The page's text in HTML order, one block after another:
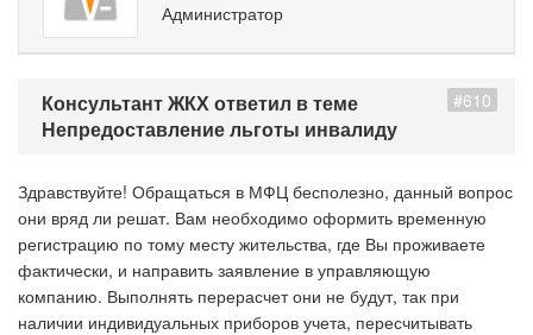
Администратор
#610
Консультант ЖКХ ответил в теме
Непредоставление льготы инвалиду
Здравствуйте! Обращаться в МФЦ бесполезно, данный вопрос
они вряд ли решат. Вам необходимо оформить временную
регистрацию по тому месту жительства, где Вы проживаете
фактически, и направить заявление в управляющую
компанию. Выполнять перерасчет они не будут, так при
наличии индивидуальных приборов учета, пересчитывать